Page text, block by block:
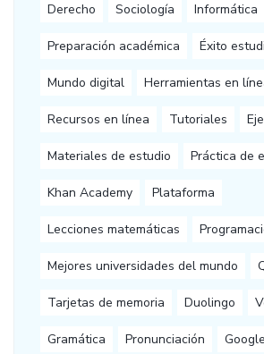
Derecho Sociología Informática
Preparación académica Éxito
Mundo digital Herramientas en
Recursos en línea Tutoriales
Materiales de estudio Práctica de
Khan Academy Plataforma
Lecciones matemáticas
Mejores universidades del mundo
Tarjetas de memoria Duolingo
Gramática Pronunciación